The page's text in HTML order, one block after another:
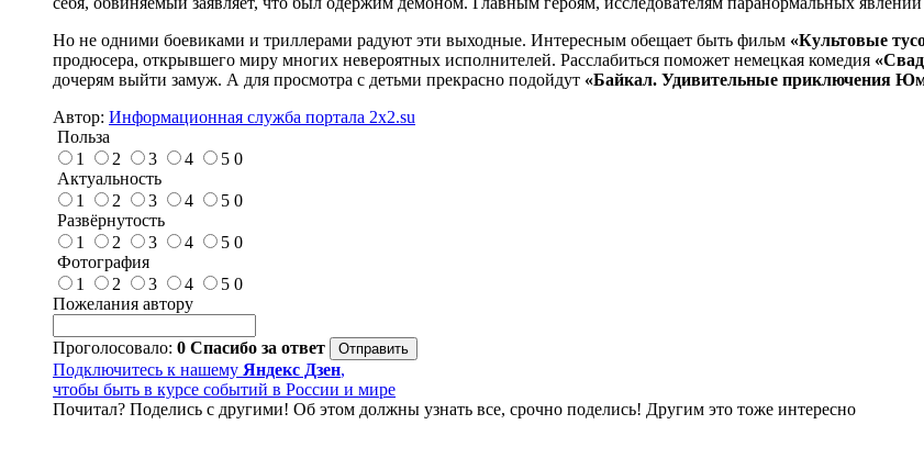
Но не одними боевиками и триллерами радуют эти выходные. Интересным обещает быть фильм «Культовые
продюсера, открывшего миру многих невероятных исполнителей. Расслабиться поможет немецкая комедия
дочерям выйти замуж. А для просмотра с детьми прекрасно подойдут «Байкал. Удивительные приключения
Автор: Информационная служба портала 2x2.su
Польза
1
2 3 4 5 0
Актуальность
1
2 3 4 5 0
Развёрнутость
1
2 3 4 5 0
Фотография
1
2 3 4 5 0
Пожелания автору
Проголосовало: 0 Спасибо за ответ
Подключитесь к нашему Яндекс Дзен,
чтобы быть в курсе событий в России и мире
Почитал? Поделись с другими! Об этом должны узнать все, срочно поделись! Другим это тоже интересно